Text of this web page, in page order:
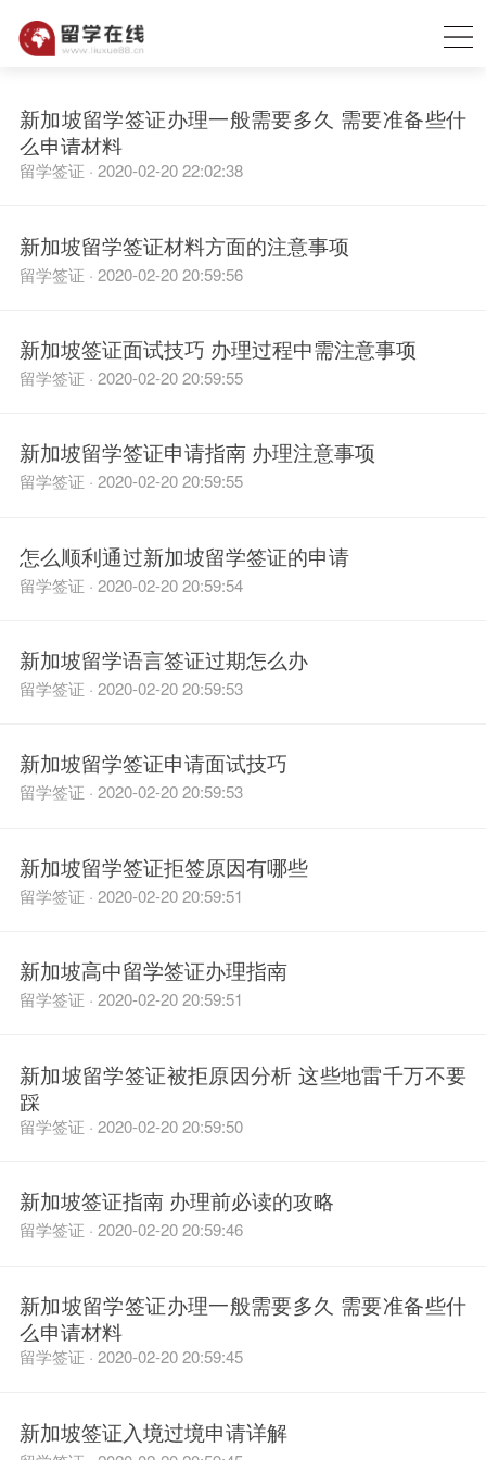
新加坡留学签证办理一般需要多久 需要准备些什
么申请材料
留学签证 · 2020-02-20 22:02:38
新加坡留学签证材料方面的注意事项
留学签证 · 2020-02-20 20:59:56
新加坡签证面试技巧 办理过程中需注意事项
留学签证 · 2020-02-20 20:59:55
新加坡留学签证申请指南 办理注意事项
留学签证 · 2020-02-20 20:59:55
怎么顺利通过新加坡留学签证的申请
留学签证 · 2020-02-20 20:59:54
新加坡留学语言签证过期怎么办
留学签证 · 2020-02-20 20:59:53
新加坡留学签证申请面试技巧
留学签证 · 2020-02-20 20:59:53
新加坡留学签证拒签原因有哪些
留学签证 · 2020-02-20 20:59:51
新加坡高中留学签证办理指南
留学签证 · 2020-02-20 20:59:51
新加坡留学签证被拒原因分析 这些地雷千万不要
踩
留学签证 · 2020-02-20 20:59:50
新加坡签证指南 办理前必读的攻略
留学签证 · 2020-02-20 20:59:46
新加坡留学签证办理一般需要多久 需要准备些什
么申请材料
留学签证 · 2020-02-20 20:59:45
新加坡签证入境过境申请详解